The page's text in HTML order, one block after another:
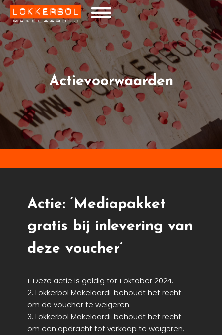
Actievoorwaarden
Actie: ‘Mediapakket
gratis bij inlevering van
deze voucher’
1. Deze actie is geldig tot 1 oktober 2024.
2. Lokkerbol Makelaardij behoudt het recht
om de voucher te weigeren.
3. Lokkerbol Makelaardij behoudt het recht
om een opdracht tot verkoop te weigeren.